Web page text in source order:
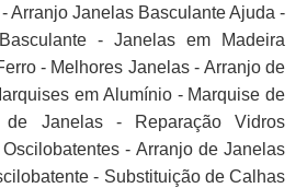
Arranjo Janelas Basculante Ajuda -
- Janelas em Madeira
- Melhores Janelas - Arranjo de
em Alumínio - Marquise de
Janelas - Reparação Vidros
- Arranjo de Janelas
- Substituição de Calhas